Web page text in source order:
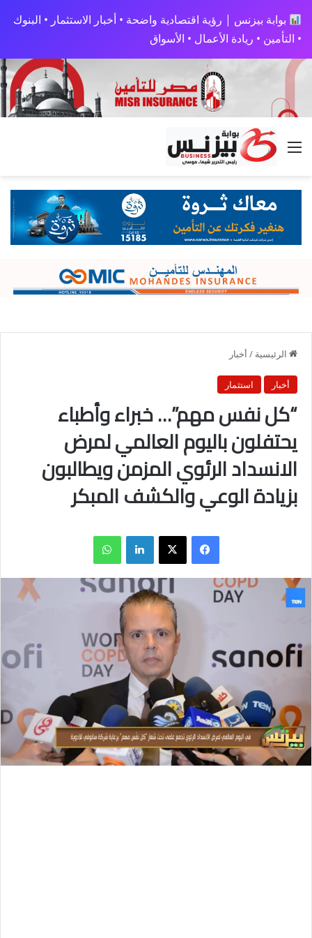
بوابة بيزنس | رؤية اقتصادية واضحة • أخبار الاستثمار • البنوك
• التأمين • ريادة الأعمال • الأسواق
القائمة
الرئيسية / أخبار
أخبار استثمار
“كل نفس مهم”… خبراء وأطباء
يحتفلون باليوم العالمي لمرض
الانسداد الرئوي المزمن ويطالبون
بزيادة الوعي والكشف المبكر
فيسبوك X لينكدإن